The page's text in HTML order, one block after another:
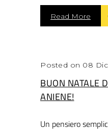
Read More
Posted on 08
BUON NATALE
ANIENE!
Un pensiero